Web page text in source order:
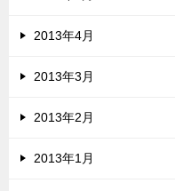
2013年4月
2013年3月
2013年2月
2013年1月